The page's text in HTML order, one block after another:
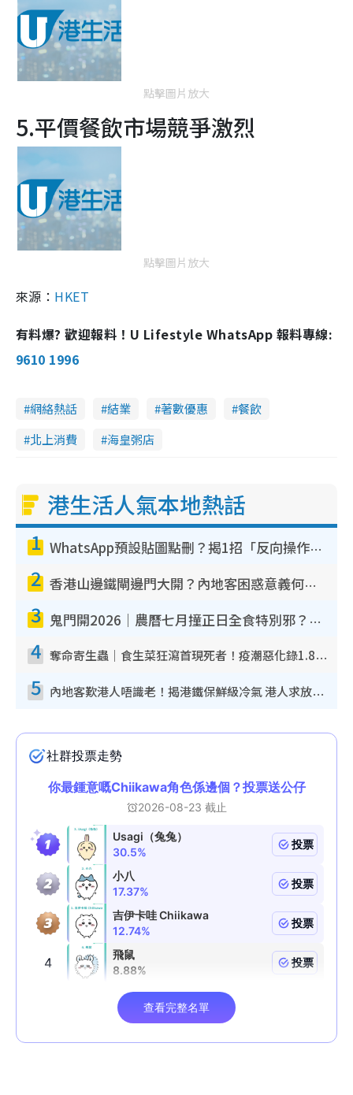
點擊圖片放大
5.平價餐飲市場競爭激烈
點擊圖片放大
來源： HKET
有料爆? 歡迎報料！U Lifestyle WhatsApp 報料專線:
9610 1996
網絡熱話 結業 著數優惠
餐飲
北上消費
海皇粥店
港生活人氣本地熱話
1 WhatsApp預設貼圖點刪？揭1招「反向操作」還原簡潔介面 附3步實測教學
2 香港山邊鐵閘邊門大開？內地客困惑意義何在！網民神回覆：呢種叫法理性防禦
3 鬼門開2026｜農曆七月撞正日全食特別邪？專家警告切忌做一事！揭4大禁忌+2招保平安
4 奪命寄生蟲｜食生菜狂瀉首現死者！疫潮惡化錄1.8萬宗病例 揭洗菜3大謬誤
5 內地客歎港人唔識老！揭港鐵保鮮級冷氣 港人求放過：咪投訴